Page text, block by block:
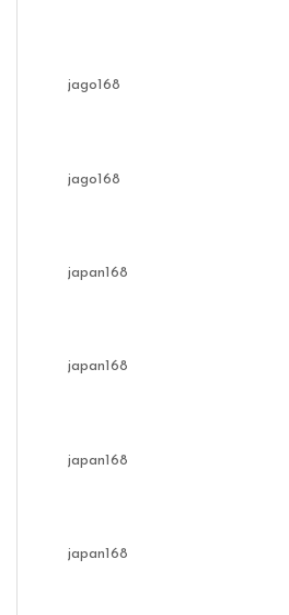
jago168
jago168
japan168
japan168
japan168
japan168